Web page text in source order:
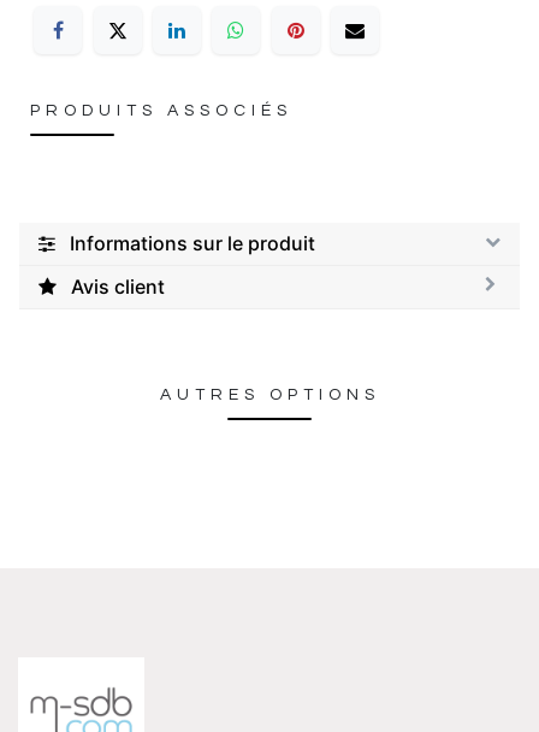
PRODUITS ASSOCIÉS
Informations sur le produit
Avis client
AUTRES OPTIONS